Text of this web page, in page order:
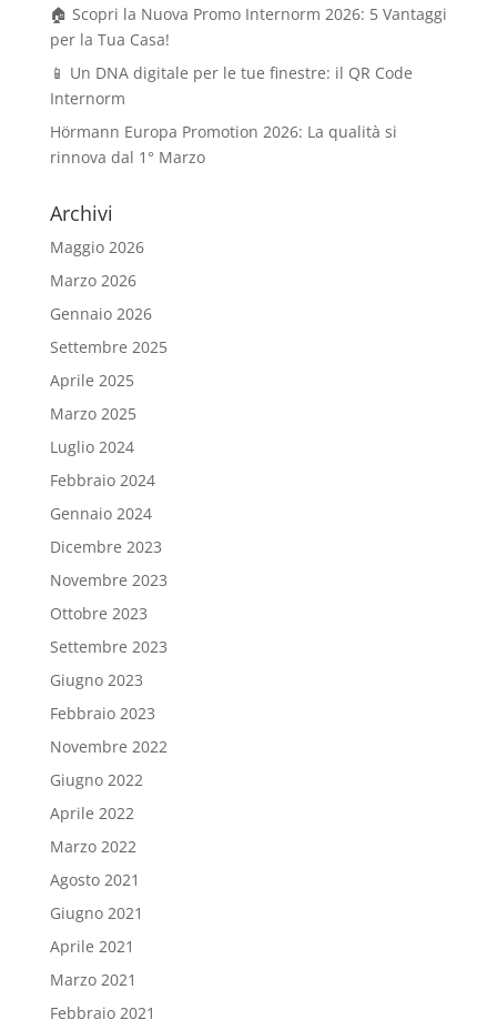
🏠 Scopri la Nuova Promo Internorm 2026: 5 Vantaggi
per la Tua Casa!
📱 Un DNA digitale per le tue finestre: il QR Code
Internorm
Hörmann Europa Promotion 2026: La qualità si
rinnova dal 1° Marzo
Archivi
Maggio 2026
Marzo 2026
Gennaio 2026
Settembre 2025
Aprile 2025
Marzo 2025
Luglio 2024
Febbraio 2024
Gennaio 2024
Dicembre 2023
Novembre 2023
Ottobre 2023
Settembre 2023
Giugno 2023
Febbraio 2023
Novembre 2022
Giugno 2022
Aprile 2022
Marzo 2022
Agosto 2021
Giugno 2021
Aprile 2021
Marzo 2021
Febbraio 2021